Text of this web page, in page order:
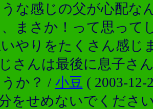
うな感じの父が心配な
まさか！って思っ
いやりをたくさん感じ
さんは最後に息子さ
か？ / 小豆 ( 2003-12-
をせめないでくださ